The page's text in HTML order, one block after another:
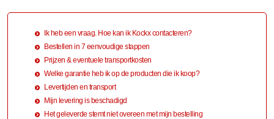
Ik heb een vraag. Hoe kan ik Kockx contacteren?
Bestellen in 7 eenvoudige stappen
Prijzen & eventuele transportkosten
Welke garantie heb ik op de producten die ik koop?
Levertijden en transport
Mijn levering is beschadigd
Het geleverde stemt niet overeen met mijn bestelling